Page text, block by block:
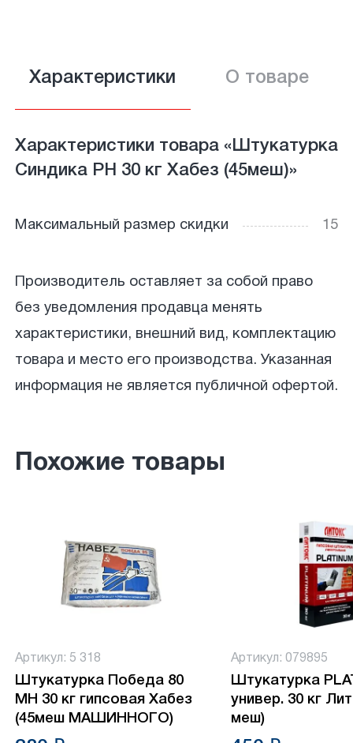
Характеристики О товаре
Характеристики товара «Штукатурка
Синдика РН 30 кг Хабез (45меш)»
Максимальный размер скидки 15
Производитель оставляет за собой право
без уведомления продавца менять
характеристики, внешний вид, комплектацию
товара и место его производства. Указанная
информация не является публичной офертой.
Похожие товары
Артикул: 5 318
Штукатурка Победа 80
МН 30 кг гипсовая Хабез
(45меш МАШИННОГО)
Артикул: 079895
Штукатурка
универ. 30 кг
меш)